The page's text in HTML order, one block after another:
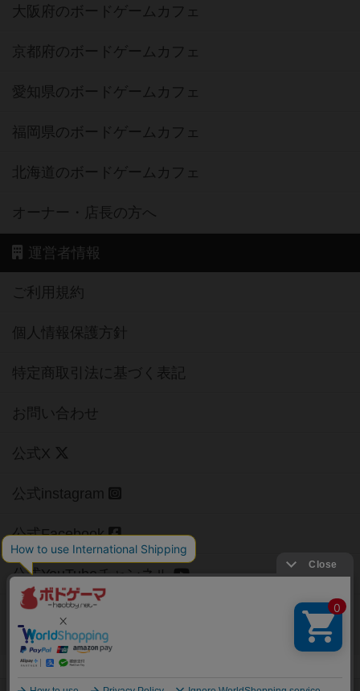
大阪府のボードゲームカフェ
京都府のボードゲームカフェ
愛知県のボードゲームカフェ
福岡県のボードゲームカフェ
北海道のボードゲームカフェ
オーナー・店長の方へ
運営者情報
ご利用規約
個人情報保護方針
特定商取引法に基づく表記
お問い合わせ
公式X
公式instagram
公式Facebook
公式YouTubeチャンネル